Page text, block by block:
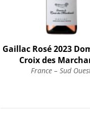
Gaillac Rosé 2023
Croix des
France – Sud